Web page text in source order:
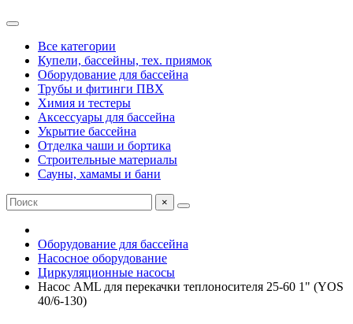
Все категории
Купели, бассейны, тех. приямок
Оборудование для бассейна
Трубы и фитинги ПВХ
Химия и тестеры
Аксессуары для бассейна
Укрытие бассейна
Отделка чаши и бортика
Строительные материалы
Сауны, хамамы и бани
×
Оборудование для бассейна
Насосное оборудование
Циркуляционные насосы
Насос AML для перекачки теплоносителя 25-60 1" (YOS
40/6-130)